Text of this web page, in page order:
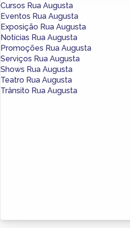
Cursos Rua Augusta
Eventos Rua Augusta
Exposição Rua Augusta
Notícias Rua Augusta
Promoções Rua Augusta
Serviços Rua Augusta
Shows Rua Augusta
Teatro Rua Augusta
Trânsito Rua Augusta